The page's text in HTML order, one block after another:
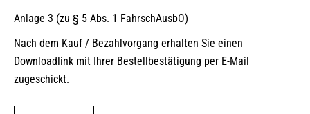
Anlage 3 (zu § 5 Abs. 1 FahrschAusbO)
Nach dem Kauf / Bezahlvorgang erhalten Sie einen
Downloadlink mit Ihrer Bestellbestätigung per E-Mail
zugeschickt.